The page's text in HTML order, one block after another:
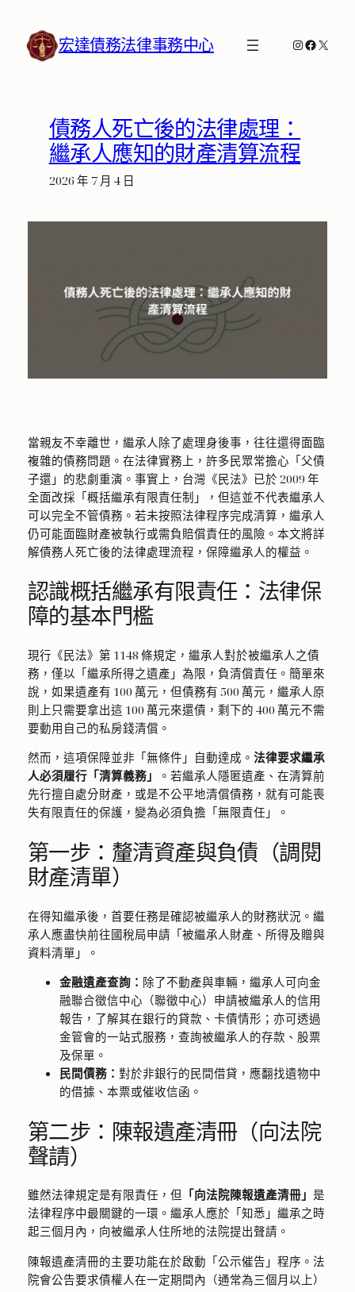
宏達債務法律事務中心 Instagram
X
債務人死亡後的法律處理：
繼承人應知的財產清算流程
2026 年 7 月 4 日
當親友不幸離世，繼承人除了處理身後事，往往還得面臨
複雜的債務問題。在法律實務上，許多民眾常擔心「父債
子還」的悲劇重演。事實上，台灣《民法》已於 2009 年
全面改採「概括繼承有限責任制」，但這並不代表繼承人
可以完全不管債務。若未按照法律程序完成清算，繼承人
仍可能面臨財產被執行或需負賠償責任的風險。本文將詳
解債務人死亡後的法律處理流程，保障繼承人的權益。
認識概括繼承有限責任：法律保
障的基本門檻
現行《民法》第 1148 條規定，繼承人對於被繼承人之債
務，僅以「繼承所得之遺產」為限，負清償責任。簡單來
說，如果遺產有 100 萬元，但債務有 500 萬元，繼承人原
則上只需要拿出這 100 萬元來還債，剩下的 400 萬元不需
要動用自己的私房錢清償。
然而，這項保障並非「無條件」自動達成。 法律要求繼承
人必須履行「清算義務」
。若繼承人隱匿遺產、在清算前
先行擅自處分財產，或是不公平地清償債務，就有可能喪
失有限責任的保護，變為必須負擔「無限責任」。
第一步：釐清資產與負債（調閱
財產清單）
在得知繼承後，首要任務是確認被繼承人的財務狀況。繼
承人應盡快前往國稅局申請「被繼承人財產、所得及贈與
資料清單」。
金融遺產查詢： 除了不動產與車輛，繼承人可向金
融聯合徵信中心（聯徵中心）申請被繼承人的信用
報告，了解其在銀行的貸款、卡債情形；亦可透過
金管會的一站式服務，查詢被繼承人的存款、股票
及保單。
民間債務： 對於非銀行的民間借貸，應翻找遺物中
的借據、本票或催收信函。
第二步：陳報遺產清冊（向法院
聲請）
雖然法律規定是有限責任，但 「向法院陳報遺產清冊」 是
法律程序中最關鍵的一環。繼承人應於「知悉」繼承之時
起三個月內，向被繼承人住所地的法院提出聲請。
陳報遺產清冊的主要功能在於啟動「公示催告」程序。法
院會公告要求債權人在一定期間內（通常為三個月以上）